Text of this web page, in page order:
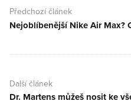
pro
příspěvek
Předchozí článek
Předchozí
Nejoblíbenější Nike Air Max?
Další článek
Další
Dr. Martens můžeš nosit ke